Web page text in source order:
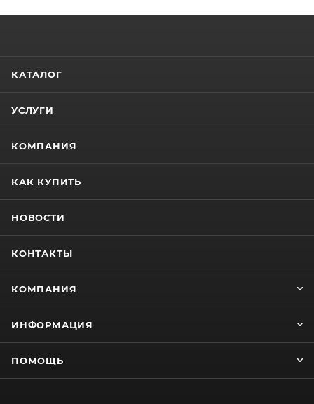
КАТАЛОГ
УСЛУГИ
КОМПАНИЯ
КАК КУПИТЬ
НОВОСТИ
КОНТАКТЫ
КОМПАНИЯ
ИНФОРМАЦИЯ
ПОМОЩЬ